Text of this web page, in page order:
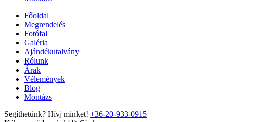
Főoldal
Megrendelés
Fotófal
Galéria
Ajándékutalvány
Rólunk
Árak
Vélemények
Blog
Montázs
Segíthetünk? Hívj minket! +36-20-933-0915